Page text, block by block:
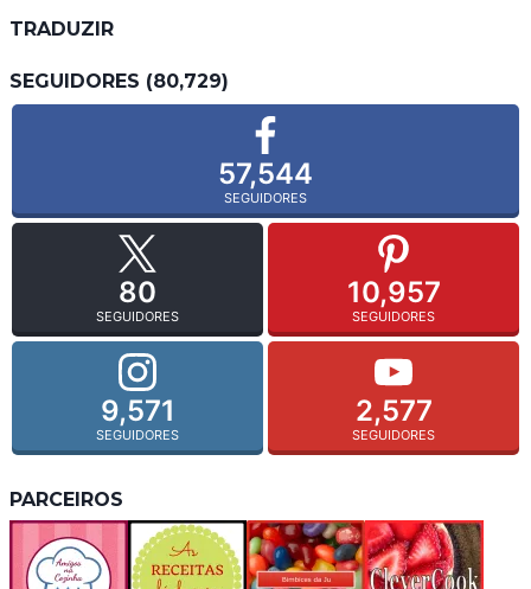
TRADUZIR
SEGUIDORES (80,729)
57,544
SEGUIDORES
80
SEGUIDORES
10,957
SEGUIDORES
9,571
SEGUIDORES
2,577
SEGUIDORES
PARCEIROS